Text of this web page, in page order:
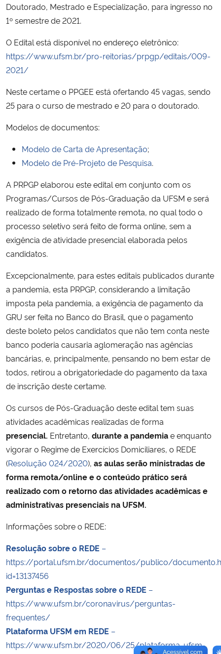
Secretaria-Geral
Secretaria de Governo
Advocacia-Geral da União
Doutorado, Mestrado e Especialização, para ingresso no
1º semestre de 2021.
O Edital está disponível no endereço eletrônico:
https://www.ufsm.br/pro-reitorias/prpgp/editais/009-
2021/
Neste certame o PPGEE está ofertando 45 vagas, sendo
25 para o curso de mestrado e 20 para o doutorado.
Modelos de documentos:
Modelo de Carta de Apresentação;
Modelo de Pré-Projeto de Pesquisa.
A PRPGP elaborou este edital em conjunto com os
Programas/Cursos de Pós-Graduação da UFSM e será
realizado de forma totalmente remota, no qual todo o
processo seletivo será feito de forma online, sem a
exigência de atividade presencial elaborada pelos
candidatos.
Excepcionalmente, para estes editais publicados durante
a pandemia, esta PRPGP, considerando a limitação
imposta pela pandemia, a exigência de pagamento da
GRU ser feita no Banco do Brasil, que o pagamento
deste boleto pelos candidatos que não tem conta neste
banco poderia causaria aglomeração nas agências
bancárias, e, principalmente, pensando no bem estar de
todos, retirou a obrigatoriedade do pagamento da taxa
de inscrição deste certame.
Os cursos de Pós-Graduação deste edital tem suas
atividades acadêmicas realizadas de forma
presencial. Entretanto, durante a pandemiae enquanto
vigorar o Regime de Exercícios Domiciliares, o REDE
(Resolução 024/2020), as aulas serão ministradas de
forma remota/online e o conteúdo prático será
realizado com o retorno das atividades acadêmicas e
administrativas presenciais na UFSM.
Informações sobre o REDE:
Resolução sobre o REDE –
https://portal.ufsm.br/documentos/publico/
id=13137456
Perguntas e Respostas sobre o REDE –
https://www.ufsm.br/coronavirus/perguntas-
frequentes/
Plataforma UFSM em REDE –
https://www.ufsm.br/2020/06/25/plataforma-ufsm-